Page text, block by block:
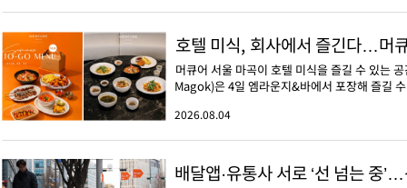
호텔 미식, 회사에서 즐긴다…머
머큐어 서울 마곡이 호텔 미식을 즐길 수 있는
Magok)은 4일 엠라운지&바에서 포장해 즐길
2026.08.04
배달앱·유통사 서로 ‘선 넘는 중